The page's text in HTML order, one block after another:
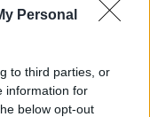
Personal
to third parties, or
information for
below opt-out